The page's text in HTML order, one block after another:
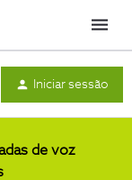
Menu
Iniciar sessão
de voz